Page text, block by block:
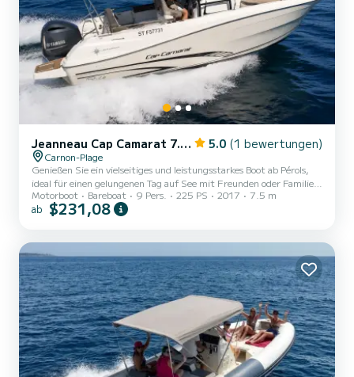
Jeanneau Cap Camarat 7.5 CC Serie 2 5.0 (1 bewertungen)
Carnon-Plage
Genießen Sie ein vielseitiges und leistungsstarkes Boot ab Pérols,
ideal für einen gelungenen Tag auf See mit Freunden oder Familie.
Dieser Cap Camarat 7.5 CC ist mit einem Yamaha V6 225 PS
Motor ausgestattet, der Leistung, Zuverlässigkeit und Komfort
effektiven Sonnenschutz * Zugmast (Wakeboard, Tube, Wasserski)
* Geräumiges Sonnendeck vorne * Tisch für Mahlzeiten oder
Snacks * Deckdu...
Motorboot Bareboat 9 Pers. 225 PS 2017 7.5 m
ab $231,08